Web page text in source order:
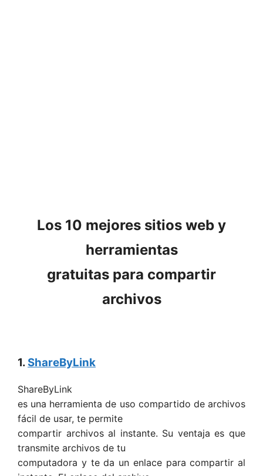
Los 10 mejores sitios web y
herramientas
gratuitas para compartir
archivos
1. ShareByLink
ShareByLink
es una herramienta de uso compartido de archivos
fácil de usar, te permite
compartir archivos al instante. Su ventaja es que
transmite archivos de tu
computadora y te da un enlace para compartir al